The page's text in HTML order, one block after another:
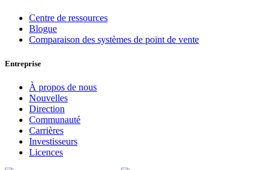
Centre de ressources
Blogue
Comparaison des systèmes de point de vente
Entreprise
À propos de nous
Nouvelles
Direction
Communauté
Carrières
Investisseurs
Licences